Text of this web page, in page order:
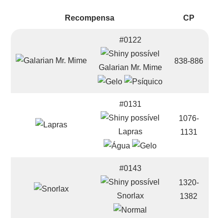
Recompensa CP
#0122
Galarian Mr. Mime
838-886
#0131
Lapras
1076-
1131
#0143
Snorlax
1320-
1382